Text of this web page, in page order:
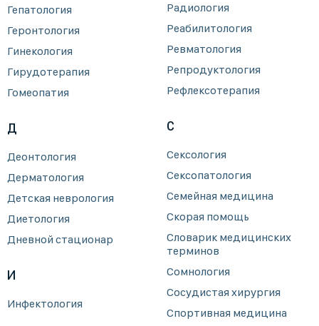
Гепатология
Геронтология
Гинекология
Гирудотерапия
Гомеопатия
Д
Деонтология
Дерматология
Детская неврология
Диетология
Дневной стационар
И
Инфектология
Радиология
Реабилитология
Ревматология
Репродуктология
Рефлексотерапия
С
Сексология
Сексопатология
Семейная медицина
Скорая помощь
Словарик медицинских
терминов
Сомнология
Сосудистая хирургия
Спортивная медицина